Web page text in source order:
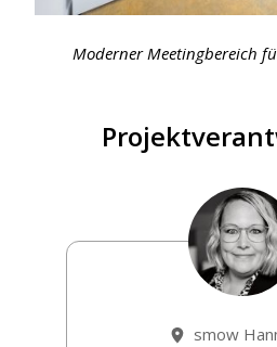
Moderner Meetingbereich
smow